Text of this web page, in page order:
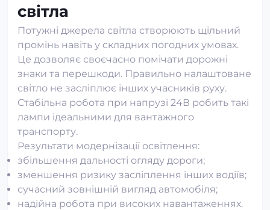
світла
Потужні джерела світла створюють щільний
промінь навіть у складних погодних умовах.
Це дозволяє своєчасно помічати дорожні
знаки та перешкоди. Правильно налаштоване
світло не засліплює інших учасників руху.
Стабільна робота при напрузі 24В робить такі
лампи ідеальними для вантажного
транспорту.
Результати модернізації освітлення:
збільшення дальності огляду дороги;
зменшення ризику засліплення інших водіїв;
сучасний зовнішній вигляд автомобіля;
надійна робота при високих навантаженнях.